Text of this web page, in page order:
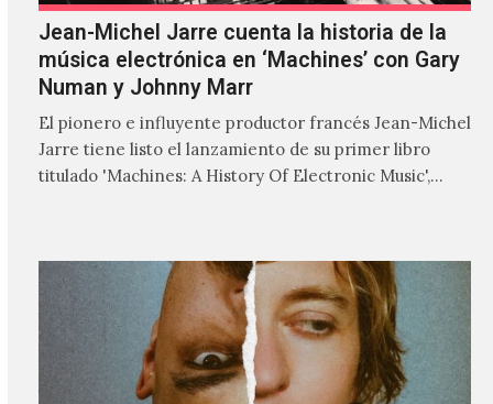
Jean-Michel Jarre cuenta la historia de la
música electrónica en ‘Machines’ con Gary
Numan y Johnny Marr
El pionero e influyente productor francés Jean-Michel
Jarre tiene listo el lanzamiento de su primer libro
titulado 'Machines: A History Of Electronic Music',